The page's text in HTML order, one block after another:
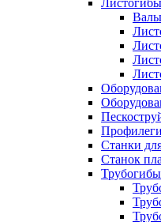
Листогибы
Станки
Станок
Трубогибы